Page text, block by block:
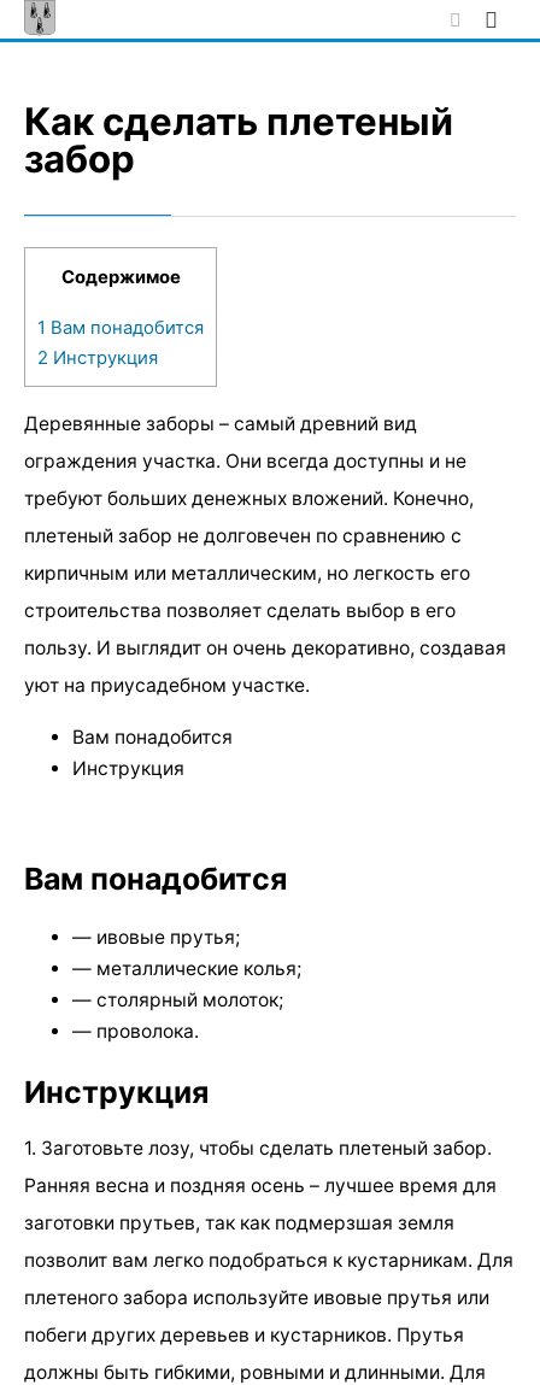
Skip
to
Как сделать плетеный
забор
Содержимое
1 Вам понадобится
2 Инструкция
Деревянные заборы – самый древний вид
ограждения участка. Они всегда доступны и не
требуют больших денежных вложений. Конечно,
плетеный забор не долговечен по сравнению с
кирпичным или металлическим, но легкость его
строительства позволяет сделать выбор в его
пользу. И выглядит он очень декоративно, создавая
уют на приусадебном участке.
Вам понадобится
Инструкция
Вам понадобится
— ивовые прутья;
— металлические колья;
— столярный молоток;
— проволока.
Инструкция
1. Заготовьте лозу, чтобы сделать плетеный забор.
Ранняя весна и поздняя осень – лучшее время для
заготовки прутьев, так как подмерзшая земля
позволит вам легко подобраться к кустарникам. Для
плетеного забора используйте ивовые прутья или
побеги других деревьев и кустарников. Прутья
должны быть гибкими, ровными и длинными. Для